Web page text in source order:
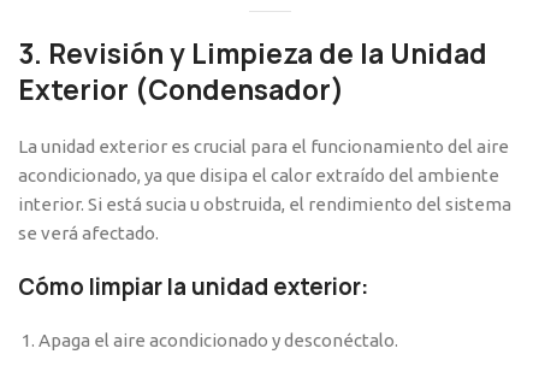
3. Revisión y Limpieza de la Unidad
Exterior (Condensador)
La unidad exterior es crucial para el funcionamiento del aire
acondicionado, ya que disipa el calor extraído del ambiente
interior. Si está sucia u obstruida, el rendimiento del sistema
se verá afectado.
Cómo limpiar la unidad exterior:
Apaga el aire acondicionado y desconéctalo.